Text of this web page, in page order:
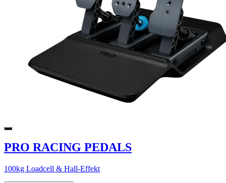
PRO RACING PEDALS
100kg Loadcell & Hall-Effekt